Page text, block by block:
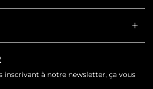
inscrivant à notre newsletter, ça vous